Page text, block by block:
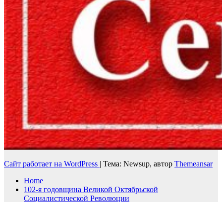
Сайт работает на WordPress | Тема: Newsup, автор Themeansar
Home
102-я годовщина Великой Октябрьской
Социалистической Революции